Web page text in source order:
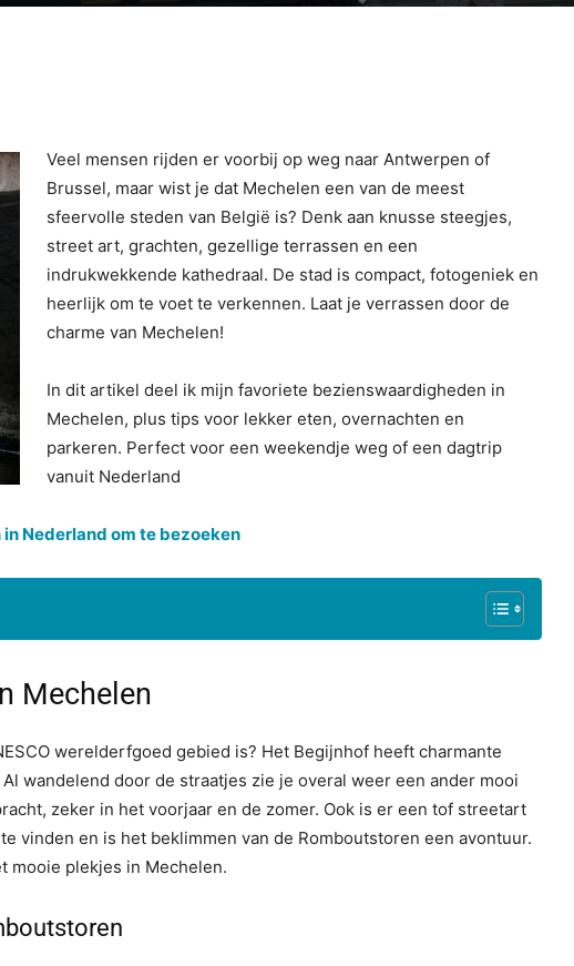
Veel mensen rijden er voorbij op weg naar Antwerpen of
Brussel, maar wist je dat Mechelen een van de meest
sfeervolle steden van België is? Denk aan knusse steegjes,
street art, grachten, gezellige terrassen en een
indrukwekkende kathedraal. De stad is compact, fotogeniek en
heerlijk om te voet te verkennen. Laat je verrassen door de
charme van Mechelen!
In dit artikel deel ik mijn favoriete bezienswaardigheden in
Mechelen, plus tips voor lekker eten, overnachten en
parkeren. Perfect voor een weekendje weg of een dagtrip
vanuit Nederland
Nederland om te bezoeken
Mechelen
werelderfgoed gebied is? Het Begijnhof heeft charmante
wandelend door de straatjes zie je overal weer een ander mooi
zeker in het voorjaar en de zomer. Ook is er een tof streetart
vinden en is het beklimmen van de Romboutstoren een avontuur.
mooie plekjes in Mechelen.